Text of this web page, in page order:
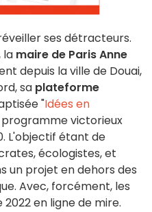
ses détracteurs.
la maire de Paris Anne
depuis la ville de Douai,
sa plateforme
"Idées en
victorieux
L'objectif étant de
écologistes, et
un projet en dehors des
Avec, forcément, les
en ligne de mire.